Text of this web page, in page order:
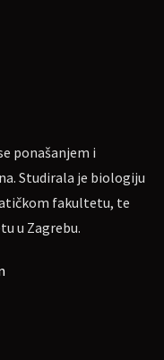
ponašanjem i
Studirala je biologiju
fakultetu, te
u Zagrebu.